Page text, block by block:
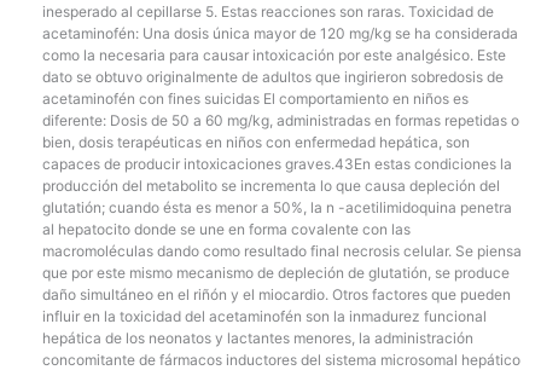
inesperado al cepillarse 5. Estas reacciones son raras. Toxicidad de
acetaminofén: Una dosis única mayor de 120 mg/kg se ha considerada
como la necesaria para causar intoxicación por este analgésico. Este
dato se obtuvo originalmente de adultos que ingirieron sobredosis de
acetaminofén con fines suicidas El comportamiento en niños es
diferente: Dosis de 50 a 60 mg/kg, administradas en formas repetidas o
bien, dosis terapéuticas en niños con enfermedad hepática, son
capaces de producir intoxicaciones graves.43En estas condiciones la
producción del metabolito se incrementa lo que causa depleción del
glutatión; cuando ésta es menor a 50%, la n -acetilimidoquina penetra
al hepatocito donde se une en forma covalente con las
macromoléculas dando como resultado final necrosis celular. Se piensa
que por este mismo mecanismo de depleción de glutatión, se produce
daño simultáneo en el riñón y el miocardio. Otros factores que pueden
influir en la toxicidad del acetaminofén son la inmadurez funcional
hepática de los neonatos y lactantes menores, la administración
concomitante de fármacos inductores del sistema microsomal hepático